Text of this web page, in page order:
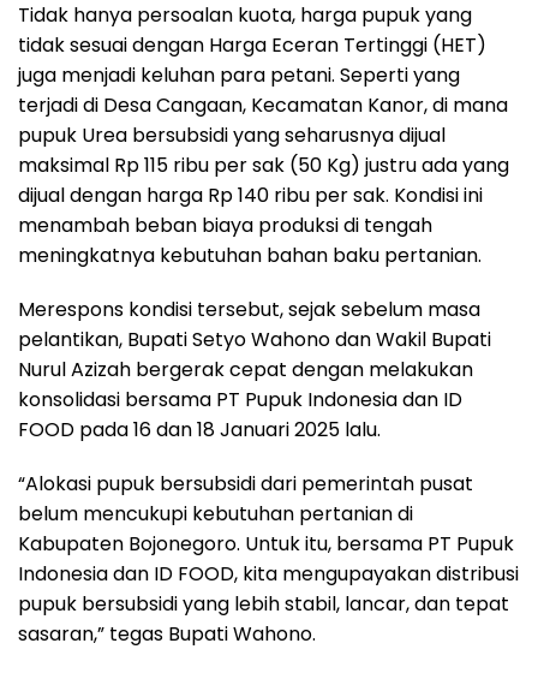
Tidak hanya persoalan kuota, harga pupuk yang
tidak sesuai dengan Harga Eceran Tertinggi (HET)
juga menjadi keluhan para petani. Seperti yang
terjadi di Desa Cangaan, Kecamatan Kanor, di mana
pupuk Urea bersubsidi yang seharusnya dijual
maksimal Rp 115 ribu per sak (50 Kg) justru ada yang
dijual dengan harga Rp 140 ribu per sak. Kondisi ini
menambah beban biaya produksi di tengah
meningkatnya kebutuhan bahan baku pertanian.
Merespons kondisi tersebut, sejak sebelum masa
pelantikan, Bupati Setyo Wahono dan Wakil Bupati
Nurul Azizah bergerak cepat dengan melakukan
konsolidasi bersama PT Pupuk Indonesia dan ID
FOOD pada 16 dan 18 Januari 2025 lalu.
“Alokasi pupuk bersubsidi dari pemerintah pusat
belum mencukupi kebutuhan pertanian di
Kabupaten Bojonegoro. Untuk itu, bersama PT Pupuk
Indonesia dan ID FOOD, kita mengupayakan distribusi
pupuk bersubsidi yang lebih stabil, lancar, dan tepat
sasaran,” tegas Bupati Wahono.